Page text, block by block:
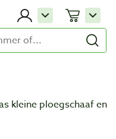
kleine ploegschaaf en